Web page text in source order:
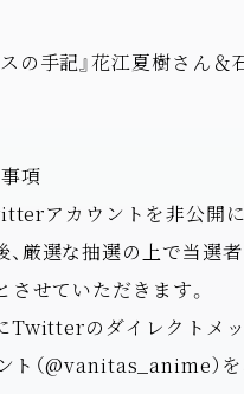
の手記』花江夏樹さん
項
アカウントを非公開
、厳選な抽選の上で当選
させていただきます。
Twitterのダイレクトメ
（@vanitas_anime）